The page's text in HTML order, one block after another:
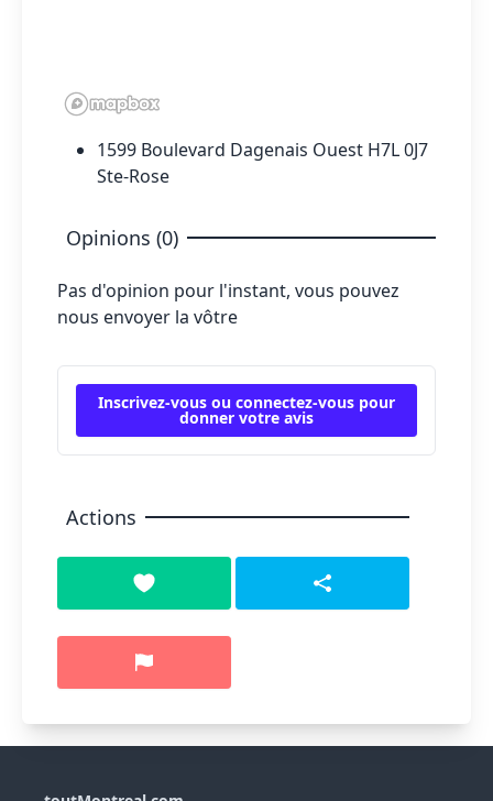
1599 Boulevard Dagenais Ouest H7L 0J7
Ste-Rose
Opinions (0)
Pas d'opinion pour l'instant, vous pouvez
nous envoyer la vôtre
Inscrivez-vous ou connectez-vous pour
donner votre avis
Actions